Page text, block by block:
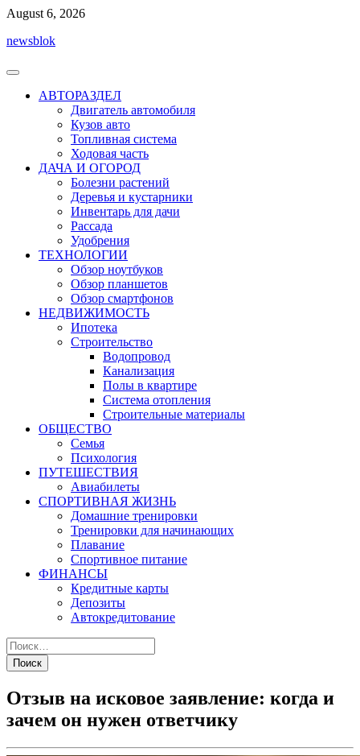
Перейти
содержимому
August 6, 2026
newsblok
АВТОРАЗДЕЛ
Двигатель автомобиля
Кузов авто
Топливная система
Ходовая часть
ДАЧА И ОГОРОД
Болезни растений
Деревья и кустарники
Инвентарь для дачи
Рассада
Удобрения
ТЕХНОЛОГИИ
Обзор ноутбуков
Обзор планшетов
Обзор смартфонов
НЕДВИЖИМОСТЬ
Ипотека
Строительство
Водопровод
Канализация
Полы в квартире
Система отопления
Строительные материалы
ОБЩЕСТВО
Семья
Психология
ПУТЕШЕСТВИЯ
Авиабилеты
СПОРТИВНАЯ ЖИЗНЬ
Домашние тренировки
Тренировки для начинающих
Плавание
Спортивное питание
ФИНАНСЫ
Кредитные карты
Депозиты
Автокредитование
Отзыв на исковое заявление: когда и
зачем он нужен ответчику